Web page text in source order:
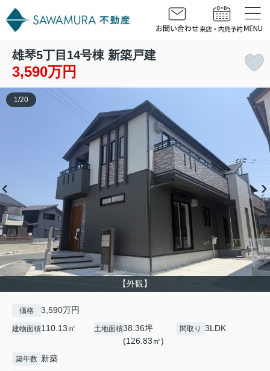
雄琴5丁目14号棟 新築戸建
3,590万円
【外観】
1 /20
価格 3,590万円
建物面積110.13㎡ 土地面積38.36坪
(126.83㎡)
間取り 3LDK
築年数 新築